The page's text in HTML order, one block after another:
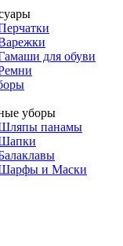
для обуви
уборы
панамы
и Маски